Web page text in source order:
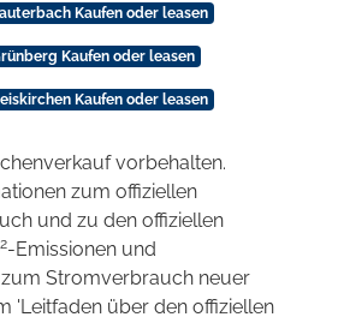
Kaufen oder leasen
Kaufen oder leasen
Kaufen oder leasen
vorbehalten.
zum offiziellen
und zu den offiziellen
2-Emissionen und
Stromverbrauch neuer
'Leitfaden über den offiziellen